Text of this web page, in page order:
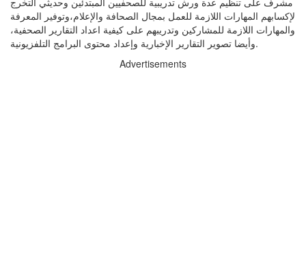
لإكسابهم المهارات اللازمة للعمل بمجال الصحافة والإعلام،وتوفير المعرفة
والمهارات اللازمة للمشاركين وتدريبهم على كيفية اعداد التقارير الصحفية،
وأيضا تصوير التقارير الإخبارية وإعداد محتوى البرامج التلفزيونية.
Advertisements